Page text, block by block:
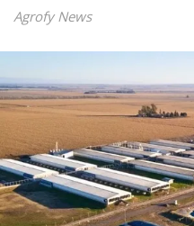
Agrofy News